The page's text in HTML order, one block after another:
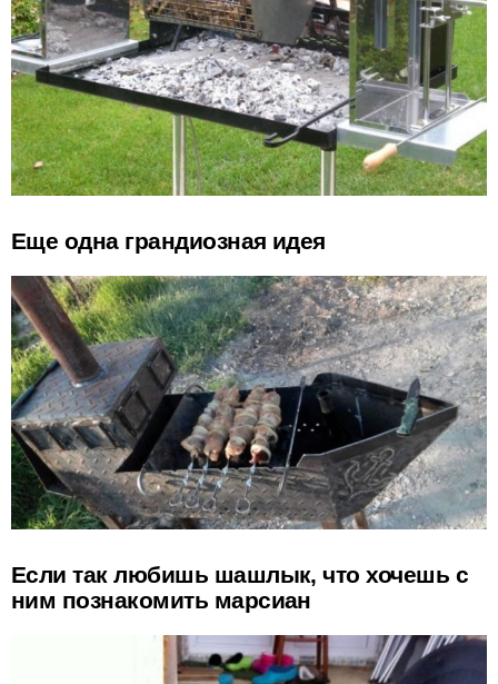
Еще одна грандиозная идея
Если так любишь шашлык, что хочешь с
ним познакомить марсиан